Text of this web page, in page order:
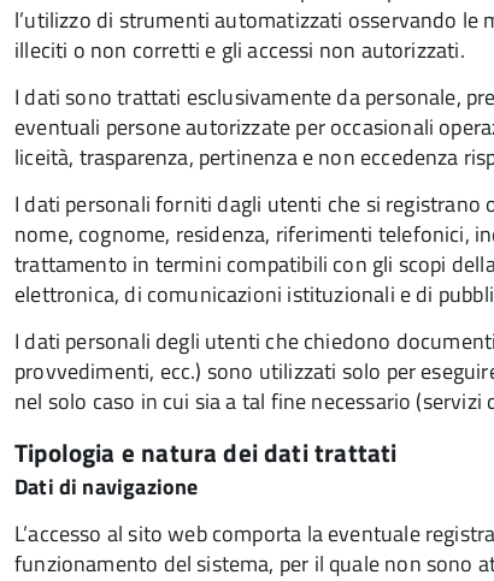
l’utilizzo di strumenti automatizzati osservando le
illeciti o non corretti e gli accessi non autorizzati.
I dati sono trattati esclusivamente da personale,
eventuali persone autorizzate per occasionali
liceità, trasparenza, pertinenza e non eccedenza
I dati personali forniti dagli utenti che si
nome, cognome, residenza, riferimenti telefonici,
trattamento in termini compatibili con gli scopi
elettronica, di comunicazioni istituzionali e di
I dati personali degli utenti che chiedono
provvedimenti, ecc.) sono utilizzati solo per
nel solo caso in cui sia a tal fine necessario (servizi
Tipologia e natura dei dati trattati
Dati di navigazione
L’accesso al sito web comporta la eventuale
funzionamento del sistema, per il quale non sono